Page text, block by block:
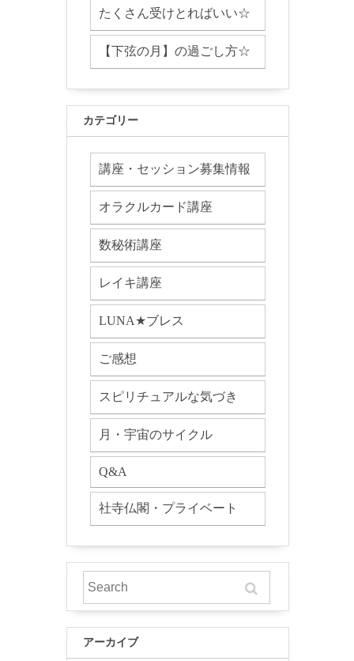
たくさん受けとればいい☆
【下弦の月】の過ごし方☆
カテゴリー
講座・セッション募集情報
オラクルカード講座
数秘術講座
レイキ講座
LUNA★ブレス
ご感想
スピリチュアルな気づき
月・宇宙のサイクル
Q&A
社寺仏閣・プライベート
アーカイブ